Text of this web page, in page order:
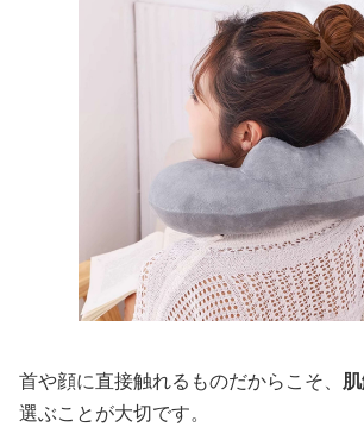
首や顔に直接触れるものだからこそ、
選ぶことが大切です。